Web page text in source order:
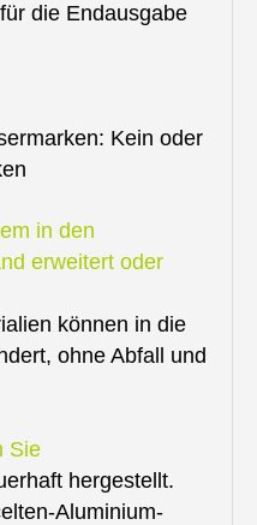
die Endausgabe
Kein oder
in den
erweitert oder
können in die
ohne Abfall und
Sie
hergestellt.
Aluminium-